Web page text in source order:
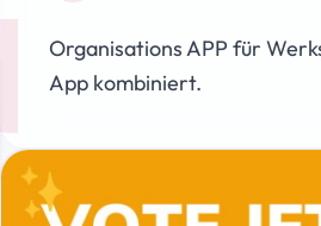
Organisations APP für
App kombiniert.